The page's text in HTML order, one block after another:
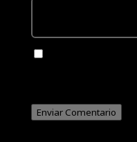
Enviar Comentario